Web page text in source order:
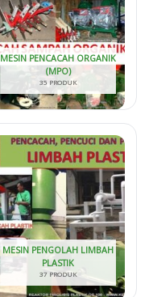
MESIN PENCACAH ORGANIK
(MPO)
35 PRODUK
MESIN PENGOLAH LIMBAH
PLASTIK
37 PRODUK